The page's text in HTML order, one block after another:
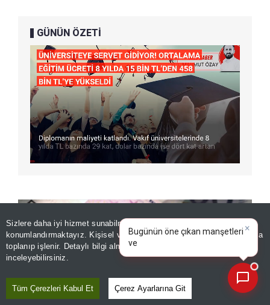
Sizlere daha iyi hizmet sunabilmek adına sitemizde
konumlandırmaktayız. Kişisel verileriniz, KVKK ve GDPR kapsamında
toplanıp işlenir. Detaylı bilgi almak için
inceleyebilirsiniz.
Tüm Çerezleri Kabul Et Çerez Ayarlarına Git
GÜNÜN ÖZETİ
×
Bugünün öne çıkan manşetleri
ve gelişmeleri neler?